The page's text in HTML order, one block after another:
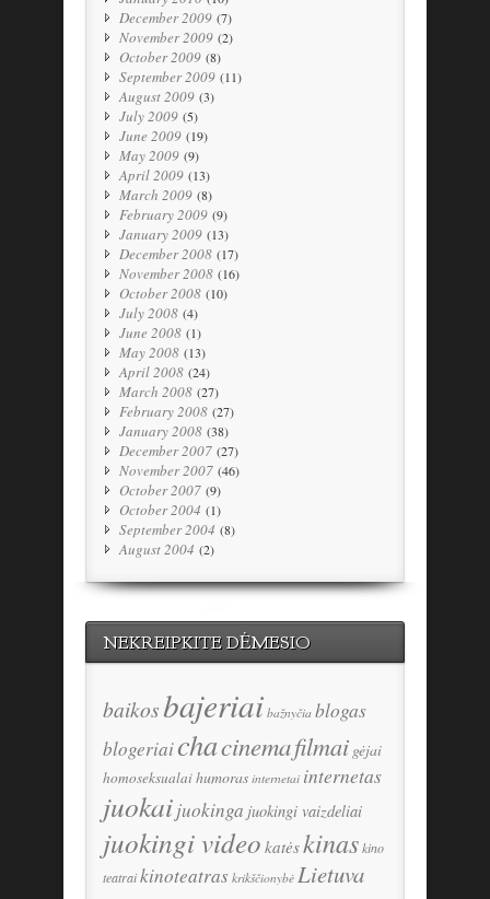
December 2009 (7)
November 2009 (2)
October 2009 (8)
September 2009 (11)
August 2009 (3)
July 2009 (5)
June 2009 (19)
May 2009 (9)
April 2009 (13)
March 2009 (8)
February 2009 (9)
January 2009 (13)
December 2008 (17)
November 2008 (16)
October 2008 (10)
July 2008 (4)
June 2008 (1)
May 2008 (13)
April 2008 (24)
March 2008 (27)
February 2008 (27)
January 2008 (38)
December 2007 (27)
November 2007 (46)
October 2007 (9)
October 2004 (1)
September 2004 (8)
August 2004 (2)
NEKREIPKITE DĖMESIO
baikosbajeriai bažnyčia blogas
blogeriaichacinemafilmai gėjai
homoseksualaihumoras internetai internetas
juokaijuokinga juokingi vaizdeliai
juokingi video katėskinaskino
teatraikinoteatras krikščionybė Lietuva